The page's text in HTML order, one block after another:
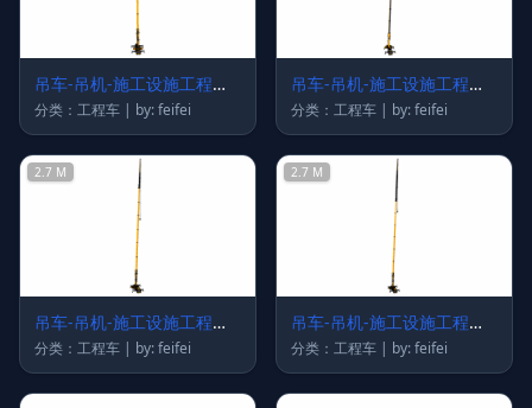
吊车-吊机-施工设施工程车
89
分类：工程车 | by: feifei
吊车-吊机-施工设施工程车
88
分类：工程车 | by: feifei
2.7 M
吊车-吊机-施工设施工程车
87
分类：工程车 | by: feifei
2.7 M
吊车-吊机-施工设施工程车
86
分类：工程车 | by: feifei